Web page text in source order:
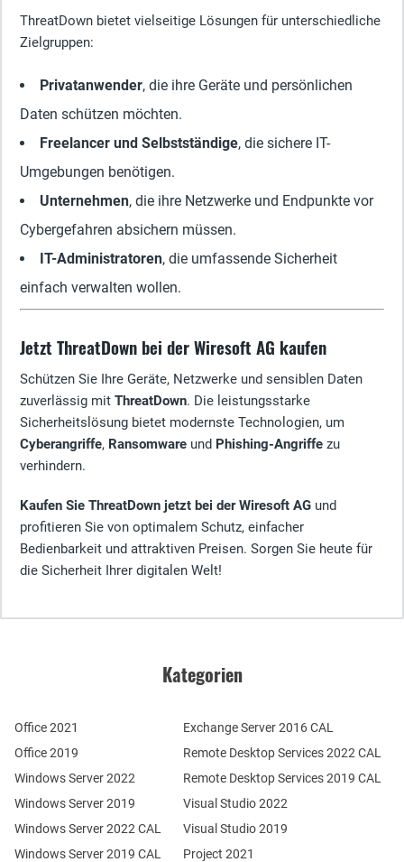
ThreatDown bietet vielseitige Lösungen für unterschiedliche
Zielgruppen:
Privatanwender, die ihre Geräte und persönlichen
Daten schützen möchten.
Freelancer und Selbstständige, die sichere IT-
Umgebungen benötigen.
Unternehmen, die ihre Netzwerke und Endpunkte vor
Cybergefahren absichern müssen.
IT-Administratoren, die umfassende Sicherheit
einfach verwalten wollen.
Jetzt ThreatDown bei der Wiresoft AG kaufen
Schützen Sie Ihre Geräte, Netzwerke und sensiblen Daten
zuverlässig mit ThreatDown. Die leistungsstarke
Sicherheitslösung bietet modernste Technologien, um
Cyberangriffe, Ransomware und Phishing-Angriffe zu
verhindern.
Kaufen Sie ThreatDown jetzt bei der Wiresoft AG und
profitieren Sie von optimalem Schutz, einfacher
Bedienbarkeit und attraktiven Preisen. Sorgen Sie heute für
die Sicherheit Ihrer digitalen Welt!
Kategorien
Office 2021
Office 2019
Windows Server 2022
Windows Server 2019
Windows Server 2022 CAL
Windows Server 2019 CAL
Remote Desktop Services 2022 CAL
Remote Desktop Services 2019 CAL
Exchange Server 2016 CAL
Visual Studio 2022
Visual Studio 2019
Project 2021